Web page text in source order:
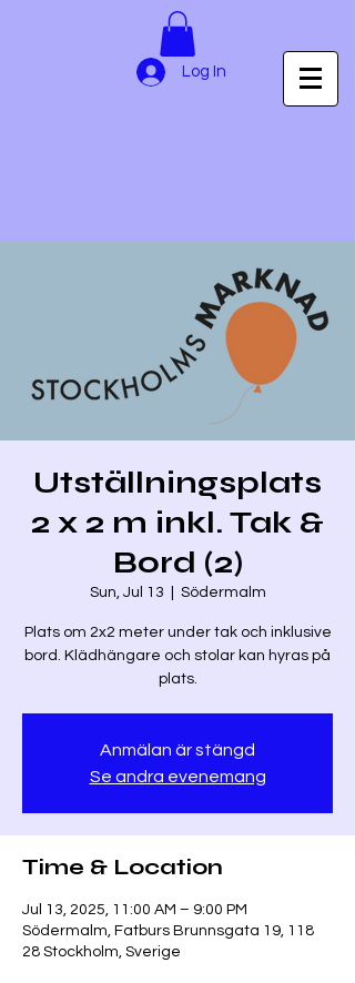
Log In
Utställningsplats
2 x 2 m inkl. Tak &
Bord (2)
Sun, Jul 13 Södermalm
Plats om 2x2 meter under tak och inklusive
bord. Klädhängare och stolar kan hyras på
plats.
Anmälan är stängd
Se andra evenemang
Time & Location
Jul 13, 2025, 11:00 AM – 9:00 PM
Södermalm, Fatburs Brunnsgata 19, 118
28 Stockholm, Sverige